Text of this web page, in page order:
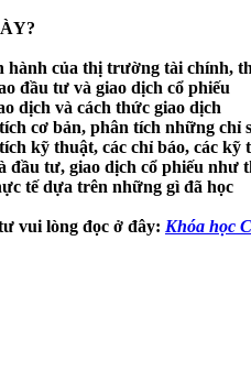
hành của thị trường tài chính,
đầu tư và giao dịch cổ phiếu
dịch và cách thức giao dịch
cơ bản, phân tích những
kỹ thuật, các chỉ báo, các
tư, giao dịch cổ phiếu như
tế dựa trên những gì đã học
vui lòng đọc ở đây: Khóa học